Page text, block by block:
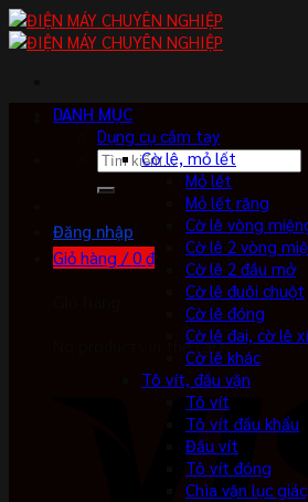
Skip
to
Tìm
kiếm:
Đăng nhập
Giỏ hàng /0 ₫
No products in the cart.
DANH MỤC
Dụng cụ cầm tay
Cờ lê, mỏ lết
Mỏ lết
Mỏ lết răng
Cờ lê vòng
Cờ lê 2 vòng
Cờ lê 2 đầu mở
Cờ lê đuôi chuột
Cờ lê đóng
Cờ lê đai, cờ lê
Cờ lê khác
Tô vít, đầu vặn
Tô vít
Tô vít đầu khẩu
Đầu vít
Tô vít đóng
Chìa vặn lục